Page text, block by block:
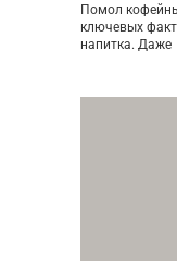
Помол
ключевых
напитка. Даже